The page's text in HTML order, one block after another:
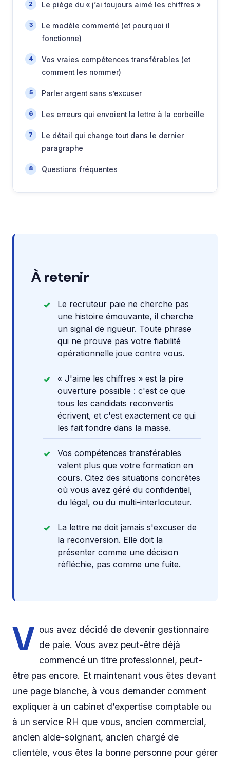
Le piège du « j’ai toujours aimé les chiffres »
Le modèle commenté (et pourquoi il
fonctionne)
Vos vraies compétences transférables (et
comment les nommer)
Parler argent sans s’excuser
Les erreurs qui envoient la lettre à la corbeille
Le détail qui change tout dans le dernier
paragraphe
Questions fréquentes
À retenir
Le recruteur paie ne cherche pas
une histoire émouvante, il cherche
un signal de rigueur. Toute phrase
qui ne prouve pas votre fiabilité
opérationnelle joue contre vous.
« J'aime les chiffres » est la pire
ouverture possible : c'est ce que
tous les candidats reconvertis
écrivent, et c'est exactement ce qui
les fait fondre dans la masse.
Vos compétences transférables
valent plus que votre formation en
cours. Citez des situations concrètes
où vous avez géré du confidentiel,
du légal, ou du multi-interlocuteur.
La lettre ne doit jamais s'excuser de
la reconversion. Elle doit la
présenter comme une décision
réfléchie, pas comme une fuite.
V ous avez décidé de devenir gestionnaire
de paie. Vous avez peut-être déjà
commencé un titre professionnel, peut-
être pas encore. Et maintenant vous êtes devant
une page blanche, à vous demander comment
expliquer à un cabinet d’expertise comptable ou
à un service RH que vous, ancien commercial,
ancien aide-soignant, ancien chargé de
clientèle, vous êtes la bonne personne pour gérer